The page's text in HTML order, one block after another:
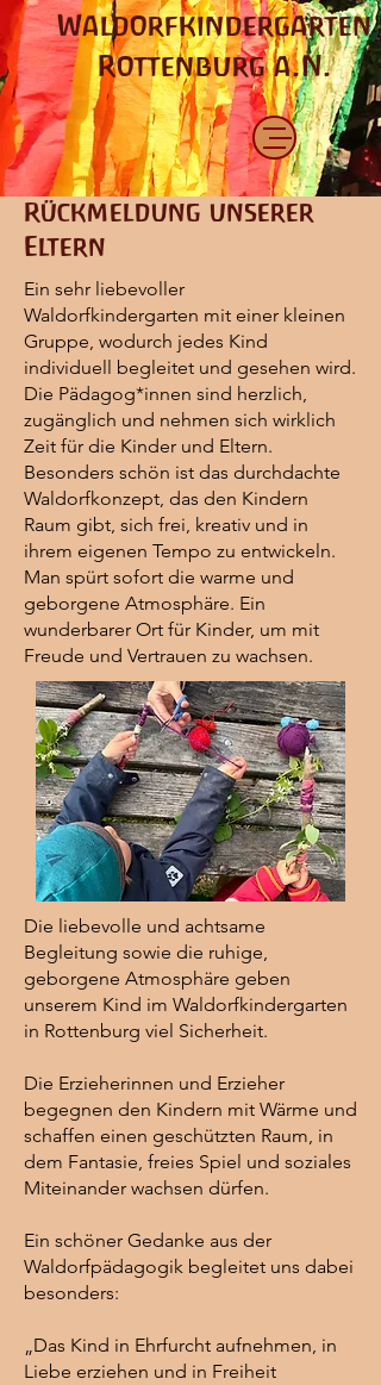
Waldorfkindergarten
Rottenburg a.N.
Rückmeldung unserer
Eltern
Ein sehr liebevoller
Waldorfkindergarten mit einer kleinen
Gruppe, wodurch jedes Kind
individuell begleitet und gesehen wird.
Die Pädagog*innen sind herzlich,
zugänglich und nehmen sich wirklich
Zeit für die Kinder und Eltern.
Besonders schön ist das durchdachte
Waldorfkonzept, das den Kindern
Raum gibt, sich frei, kreativ und in
ihrem eigenen Tempo zu entwickeln.
Man spürt sofort die warme und
geborgene Atmosphäre. Ein
wunderbarer Ort für Kinder, um mit
Freude und Vertrauen zu wachsen.
Die liebevolle und achtsame
Begleitung sowie die ruhige,
geborgene Atmosphäre geben
unserem Kind im Waldorfkindergarten
in Rottenburg viel Sicherheit.
Die Erzieherinnen und Erzieher
begegnen den Kindern mit Wärme und
schaffen einen geschützten Raum, in
dem Fantasie, freies Spiel und soziales
Miteinander wachsen dürfen.
Ein schöner Gedanke aus der
Waldorfpädagogik begleitet uns dabei
besonders:
„Das Kind in Ehrfurcht aufnehmen, in
Liebe erziehen und in Freiheit